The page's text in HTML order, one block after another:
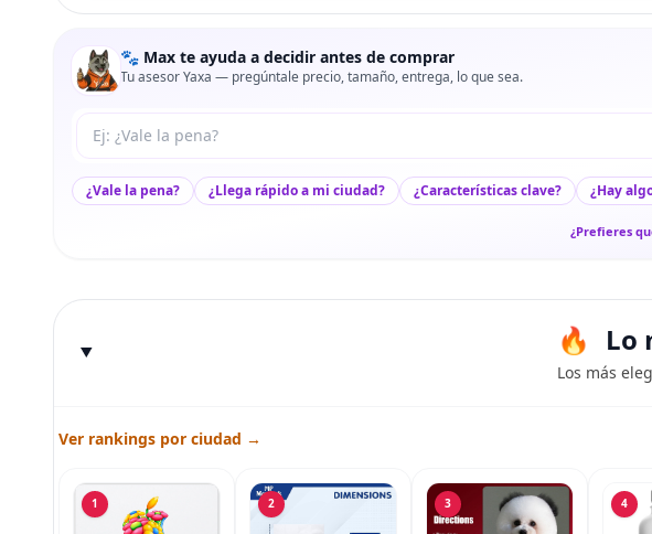
🐾 Max te ayuda a decidir antes de comprar
Tu asesor Yaxa — pregúntale precio, tamaño, entrega, lo que sea.
Tu pregunta a Max
¿Vale la pena? ¿Llega rápido a mi ciudad? ¿Características clave? ¿Hay
¿Prefieres
Lo
Los más
Ver rankings por ciudad →
1 2 3 4